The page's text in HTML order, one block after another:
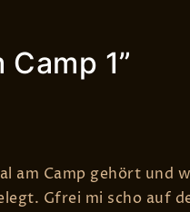
Camp 1”
am Camp gehört und
Gfrei mi scho auf